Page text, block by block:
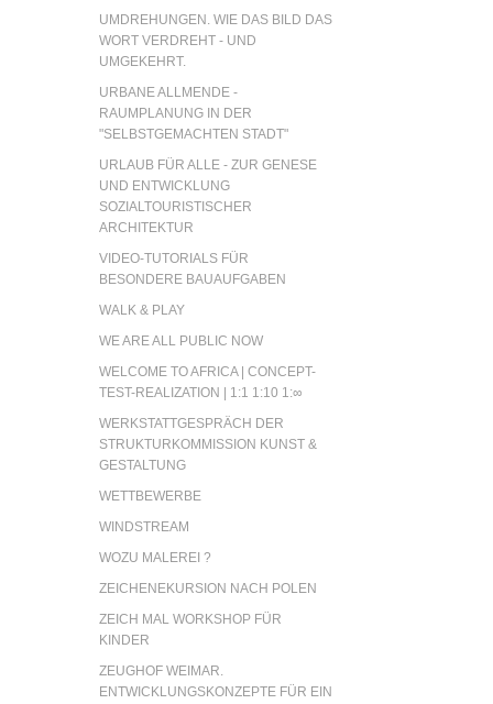
UMDREHUNGEN. WIE DAS BILD DAS
WORT VERDREHT - UND
UMGEKEHRT.
URBANE ALLMENDE -
RAUMPLANUNG IN DER
"SELBSTGEMACHTEN STADT"
URLAUB FÜR ALLE - ZUR GENESE
UND ENTWICKLUNG
SOZIALTOURISTISCHER
ARCHITEKTUR
VIDEO-TUTORIALS FÜR
BESONDERE BAUAUFGABEN
WALK & PLAY
WE ARE ALL PUBLIC NOW
WELCOME TO AFRICA | CONCEPT-
TEST-REALIZATION | 1:1 1:10 1:∞
WERKSTATTGESPRÄCH DER
STRUKTURKOMMISSION KUNST &
GESTALTUNG
WETTBEWERBE
WINDSTREAM
WOZU MALEREI ?
ZEICHENEKURSION NACH POLEN
ZEICH MAL WORKSHOP FÜR
KINDER
ZEUGHOF WEIMAR.
ENTWICKLUNGSKONZEPTE FÜR EIN